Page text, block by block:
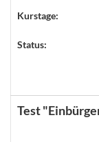
Kurstage:
Status:
Test